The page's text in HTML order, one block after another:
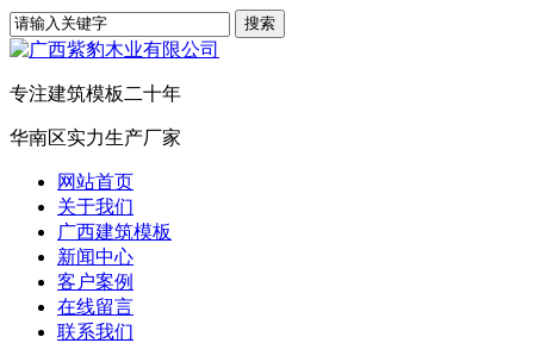
专注建筑模板二十年
华南区实力生产厂家
网站首页
关于我们
广西建筑模板
新闻中心
客户案例
在线留言
联系我们